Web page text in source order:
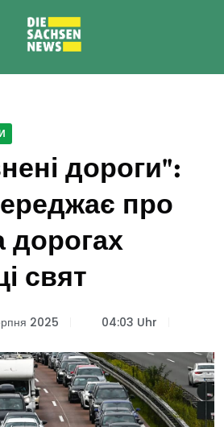
дороги":
про
дорогах
свят
2025 04:03 Uhr